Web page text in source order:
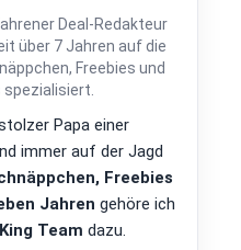
Deal-Redakteur
über 7 Jahren auf die
Freebies und
spezialisiert.
Papa einer
immer auf der Jagd
Freebies
Jahren gehöre ich
Team dazu.